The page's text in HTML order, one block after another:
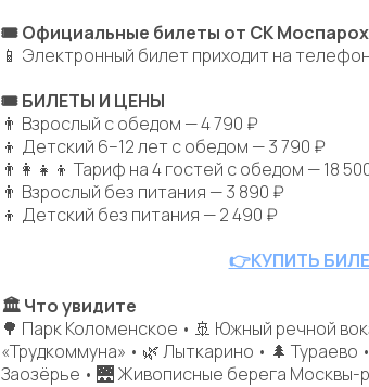
🎟 Официальные билеты от СК
📱 Электронный билет приходит на
🎟 БИЛЕТЫ И ЦЕНЫ
👨 Взрослый с обедом — 4 790 ₽
👦 Детский 6–12 лет с обедом — 3 790 ₽
👨‍👩‍👧‍👦 Тариф на 4 гостей с обедом — 18
👨 Взрослый без питания — 3 890 ₽
👦 Детский без питания — 2 490 ₽
👉КУПИТЬ
🏛 Что увидите
🌳 Парк Коломенское • 🚢 Южный речной
«Трудкоммуна» • 🌿 Лыткарино • 🌲 Тураево
Заозёрье • 🌉 Живописные берега Москвы-